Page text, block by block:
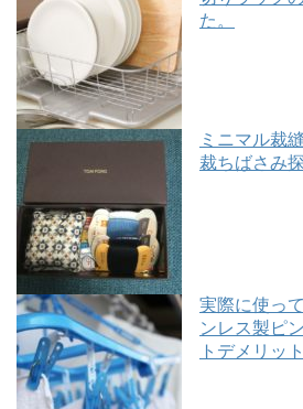
た。
ミニマル裁
裁ちばさみ
実際に使っ
ンレス製ピ
トデメリット